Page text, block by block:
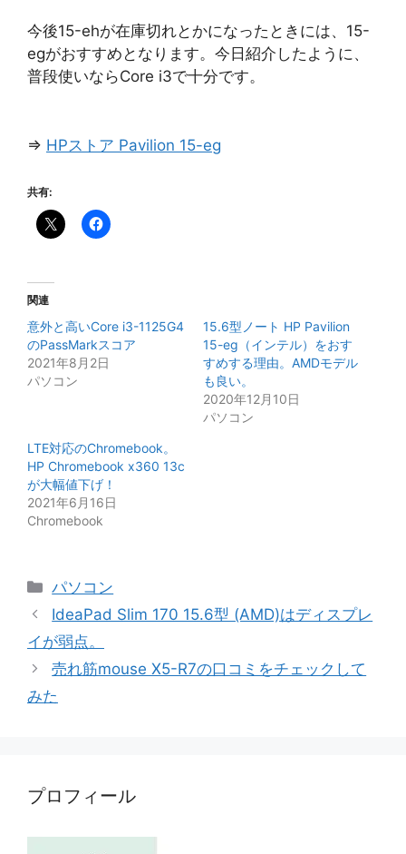
今後15-ehが在庫切れとかになったときには、15-
egがおすすめとなります。今日紹介したように、
普段使いならCore i3で十分です。
⇒ HPストア Pavilion 15-eg
共有:
関連
意外と高いCore i3-1125G4
のPassMarkスコア
2021年8月2日
パソコン
15.6型ノート HP Pavilion
15-eg（インテル）をおす
すめする理由。AMDモデル
も良い。
2020年12月10日
パソコン
LTE対応のChromebook。
HP Chromebook x360 13c
が大幅値下げ！
2021年6月16日
Chromebook
カ
テ
リ
ー
パソコン
IdeaPad Slim 170 15.6型 (AMD)はディスプレ
イが弱点。
売れ筋mouse X5-R7の口コミをチェックして
みた
プロフィール